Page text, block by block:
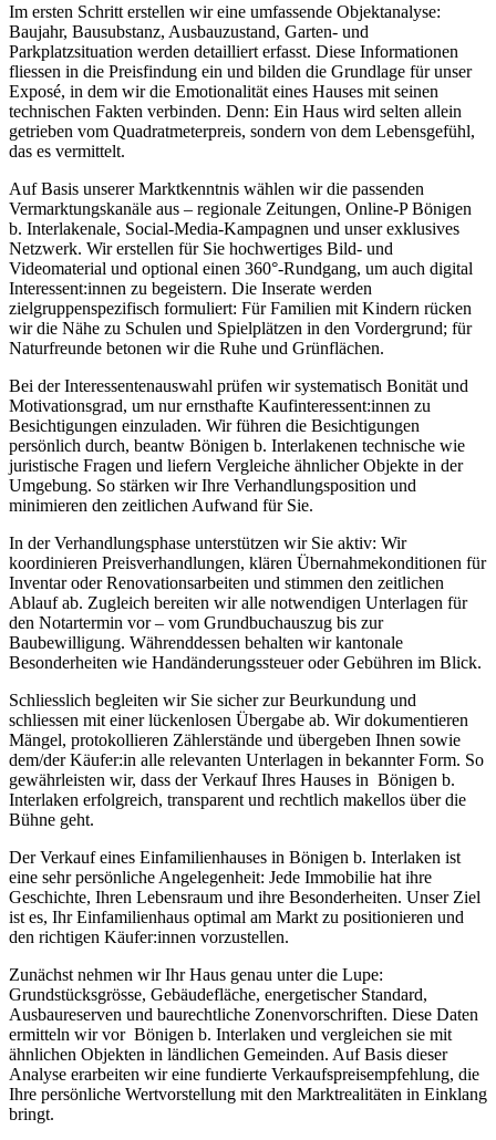
Im ersten Schritt erstellen wir eine umfassende Objektanalyse:
Baujahr, Bausubstanz, Ausbauzustand, Garten- und
Parkplatzsituation werden detailliert erfasst. Diese Informationen
fliessen in die Preisfindung ein und bilden die Grundlage für unser
Exposé, in dem wir die Emotionalität eines Hauses mit seinen
technischen Fakten verbinden. Denn: Ein Haus wird selten allein
getrieben vom Quadratmeterpreis, sondern von dem Lebensgefühl,
das es vermittelt.
Auf Basis unserer Marktkenntnis wählen wir die passenden
Vermarktungskanäle aus – regionale Zeitungen, Online-P Bönigen
b. Interlakenale, Social-Media-Kampagnen und unser exklusives
Netzwerk. Wir erstellen für Sie hochwertiges Bild- und
Videomaterial und optional einen 360°-Rundgang, um auch digital
Interessent:innen zu begeistern. Die Inserate werden
zielgruppenspezifisch formuliert: Für Familien mit Kindern rücken
wir die Nähe zu Schulen und Spielplätzen in den Vordergrund; für
Naturfreunde betonen wir die Ruhe und Grünflächen.
Bei der Interessentenauswahl prüfen wir systematisch Bonität und
Motivationsgrad, um nur ernsthafte Kaufinteressent:innen zu
Besichtigungen einzuladen. Wir führen die Besichtigungen
persönlich durch, beantw Bönigen b. Interlakenen technische wie
juristische Fragen und liefern Vergleiche ähnlicher Objekte in der
Umgebung. So stärken wir Ihre Verhandlungsposition und
minimieren den zeitlichen Aufwand für Sie.
In der Verhandlungsphase unterstützen wir Sie aktiv: Wir
koordinieren Preisverhandlungen, klären Übernahmekonditionen für
Inventar oder Renovationsarbeiten und stimmen den zeitlichen
Ablauf ab. Zugleich bereiten wir alle notwendigen Unterlagen für
den Notartermin vor – vom Grundbuchauszug bis zur
Baubewilligung. Währenddessen behalten wir kantonale
Besonderheiten wie Handänderungssteuer oder Gebühren im Blick.
Schliesslich begleiten wir Sie sicher zur Beurkundung und
schliessen mit einer lückenlosen Übergabe ab. Wir dokumentieren
Mängel, protokollieren Zählerstände und übergeben Ihnen sowie
dem/der Käufer:in alle relevanten Unterlagen in bekannter Form. So
gewährleisten wir, dass der Verkauf Ihres Hauses in Bönigen b.
Interlaken erfolgreich, transparent und rechtlich makellos über die
Bühne geht.
Der Verkauf eines Einfamilienhauses in Bönigen b. Interlaken ist
eine sehr persönliche Angelegenheit: Jede Immobilie hat ihre
Geschichte, Ihren Lebensraum und ihre Besonderheiten. Unser Ziel
ist es, Ihr Einfamilienhaus optimal am Markt zu positionieren und
den richtigen Käufer:innen vorzustellen.
Zunächst nehmen wir Ihr Haus genau unter die Lupe:
Grundstücksgrösse, Gebäudefläche, energetischer Standard,
Ausbaureserven und baurechtliche Zonenvorschriften. Diese Daten
ermitteln wir vor Bönigen b. Interlaken und vergleichen sie mit
ähnlichen Objekten in ländlichen Gemeinden. Auf Basis dieser
Analyse erarbeiten wir eine fundierte Verkaufspreisempfehlung, die
Ihre persönliche Wertvorstellung mit den Marktrealitäten in Einklang
bringt.